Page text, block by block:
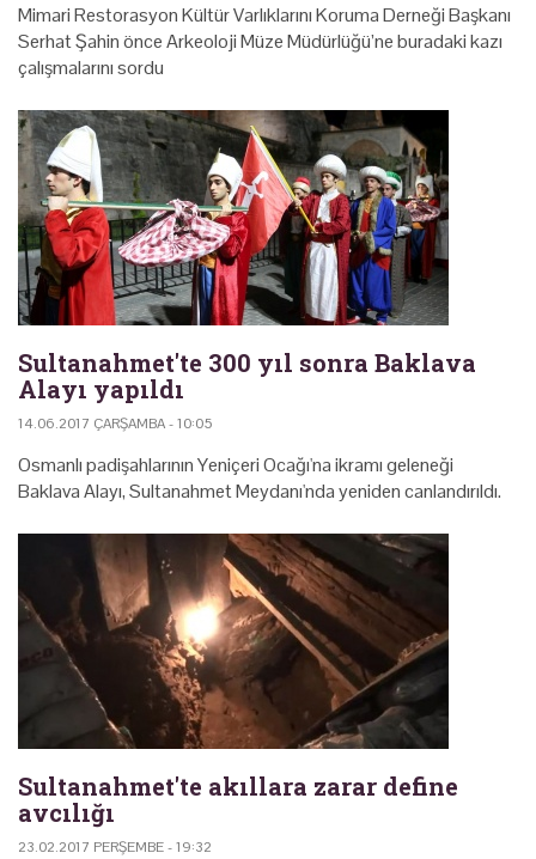
Mimari Restorasyon Kültür Varlıklarını Koruma Derneği Başkanı
Serhat Şahin önce Arkeoloji Müze Müdürlüğü’ne buradaki kazı
çalışmalarını sordu
Sultanahmet'te 300 yıl sonra Baklava
Alayı yapıldı
14.06.2017 ÇARŞAMBA - 10:05
Osmanlı padişahlarının Yeniçeri Ocağı'na ikramı geleneği
Baklava Alayı, Sultanahmet Meydanı'nda yeniden canlandırıldı.
Sultanahmet'te akıllara zarar define
avcılığı
23.02.2017 PERŞEMBE - 19:32